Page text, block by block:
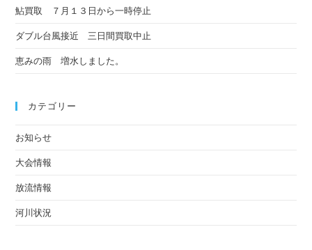
鮎買取 ７月１３日から一時停止
ダブル台風接近 三日間買取中止
恵みの雨 増水しました。
カテゴリー
お知らせ
大会情報
放流情報
河川状況